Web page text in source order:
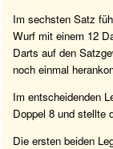
Im sechsten Satz
Wurf mit einem 12
Darts auf den
noch einmal
Im entscheidenden
Doppel 8 und stellte
Die ersten beiden